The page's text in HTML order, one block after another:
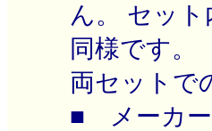
ん。 セッ
同様です。
両セットで
■ メーカー